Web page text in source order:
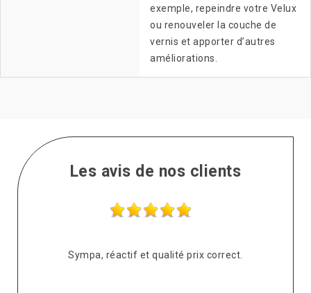
exemple, repeindre votre Velux
ou renouveler la couche de
vernis et apporter d’autres
améliorations.
Les avis de nos clients
Sympa, réactif et qualité prix correct.